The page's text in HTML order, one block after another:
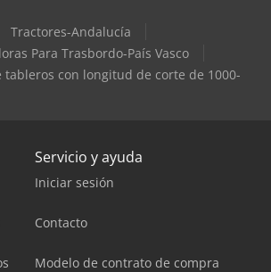
Tractores-Andalucía
Para Trasbordo-País Vasco
tableros con longitud de corte de 1000-
Servicio y ayuda
Iniciar sesión
Contacto
Modelo de contrato de compra